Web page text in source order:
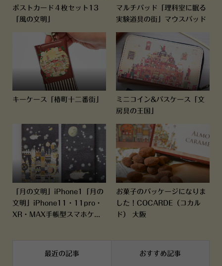
ポストカード４枚セット13
「風の文明」
マルチパッド「理科室に眠る
実験道具の街」マウスパッド
キーケース「椿町十二番街」
ミニコイン&パスケース「文
房具の王国」
「月の文明」iPhone1「月の
文明」iPhone11・11pro・
XR・MAX手帳型スマホケ...
お菓子のパッケージになりま
した！COCARDE（コカル
ド） 大阪
最近の記事 おすすめ記事